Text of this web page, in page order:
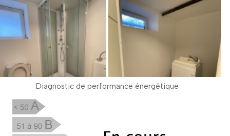
Diagnostic de performance énergétique